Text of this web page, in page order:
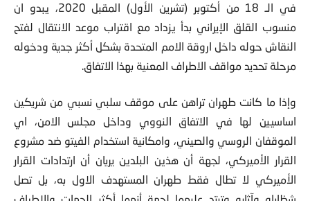
في الـ 18 من أكتوبر (تشرين الأول) المقبل 2020، يبدو ان
منسوب القلق الإيراني بدأ يزداد مع اقتراب موعد الانتقال لفتح
النقاش حوله داخل اروقة الامم المتحدة بشكل أكثر جدية ودخوله
مرحلة تحديد مواقف الاطراف المعنية بهذا الاتفاق.
وإذا ما كانت طهران تراهن على موقف سلبي نسبي من شريكين
اساسيين لها في الاتفاق النووي وداخل مجلس الامن، اي
الموقفان الروسي والصيني، وامكانية استخدام الفيتو ضد مشروع
القرار الأميركي، لجهة أن هذين البلدين يريان أن ارتدادات القرار
الأميركي لا تطال فقط طهران المستهدف الاول به، بل تصل